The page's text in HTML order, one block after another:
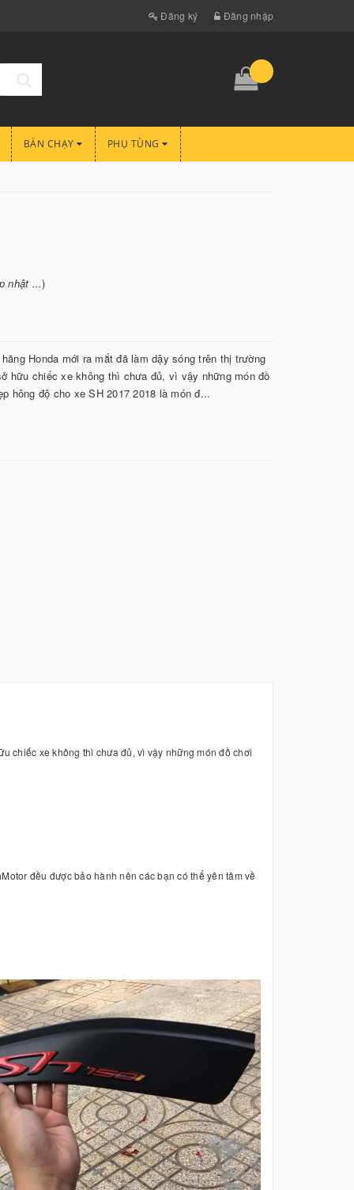
Đăng ký Đăng nhập
BÁN CHẠY PHỤ TÙNG
nhật ...)
Honda mới ra mắt đã làm dậy sóng trên thị trường
hữu chiếc xe không thì chưa đủ, vì vậy những món đồ
hông độ cho xe SH 2017 2018 là món đ...
chiếc xe không thì chưa đủ, vì vậy những món đồ chơi
đều được bảo hành nên các bạn có thể yên tâm về